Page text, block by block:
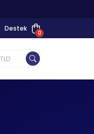
Destek
0